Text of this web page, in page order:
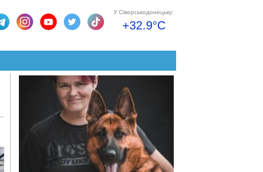
У Сіверськодонецьку:
+32.9°C